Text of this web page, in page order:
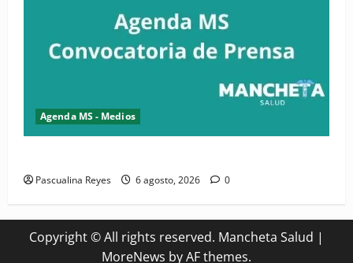
Agenda MS - Medios
Pascualina Reyes 6 agosto, 2026 0
Copyright © All rights reserved. Mancheta Salud |
MoreNews by AF themes.